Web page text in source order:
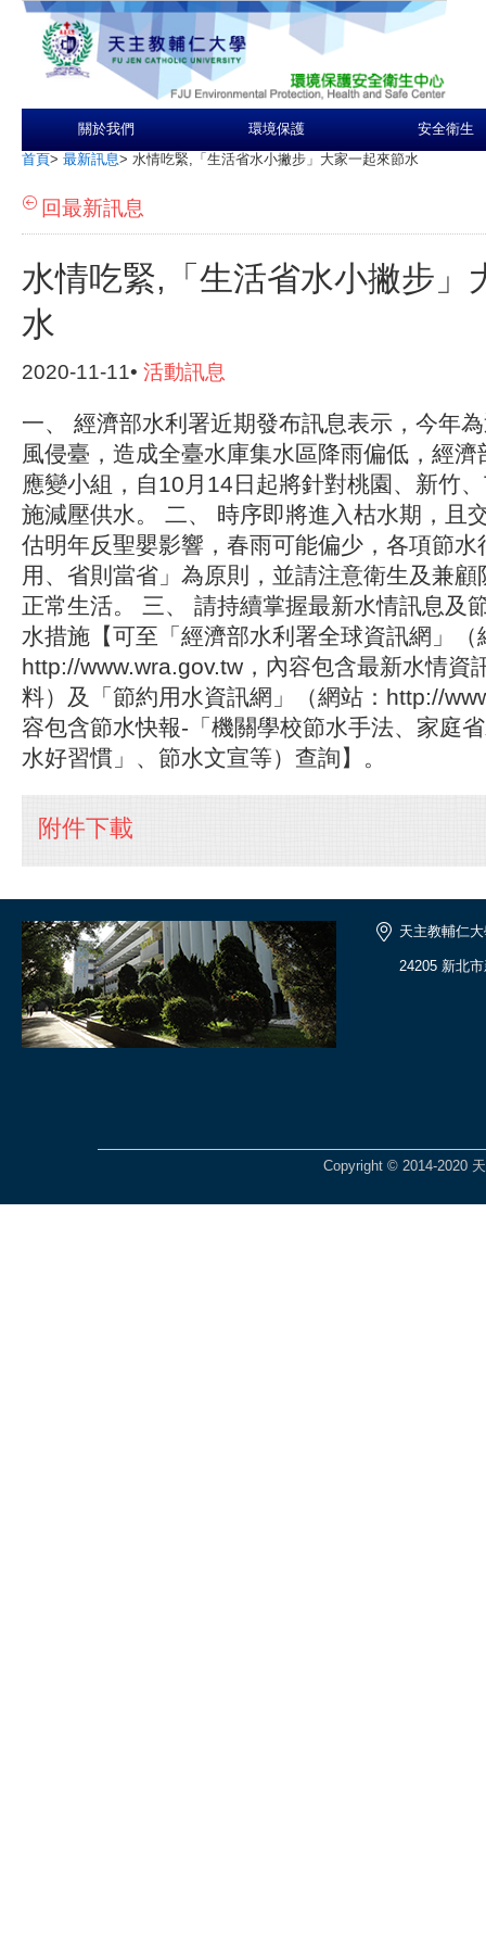
關於我們 環境保護 安全衛生
首頁> 最新訊息> 水情吃緊,「生活省水小撇步」大家一起來節水
回最新訊息
水情吃緊,「生活省水小撇步」
水
2020-11-11• 活動訊息
一、 經濟部水利署近期發布訊息表示，今年
風侵臺，造成全臺水庫集水區降雨偏低，經
應變小組，自10月14日起將針對桃園、新竹
施減壓供水。 二、 時序即將進入枯水期，且
估明年反聖嬰影響，春雨可能偏少，各項節水
用、省則當省」為原則，並請注意衛生及兼
正常生活。 三、 請持續掌握最新水情訊息及
水措施【可至「經濟部水利署全球資訊網」（
http://www.wra.gov.tw，內容包含最新水情資
料）及「節約用水資訊網」（網站：http://
容包含節水快報-「機關學校節水手法、家庭
水好習慣」、節水文宣等）查詢】。
附件下載
天主教輔仁
24205 新北
Copyright © 2014-2020